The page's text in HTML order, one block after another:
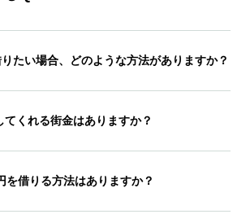
たい場合、どのような方法がありますか？
てくれる街金はありますか？
を借りる方法はありますか？